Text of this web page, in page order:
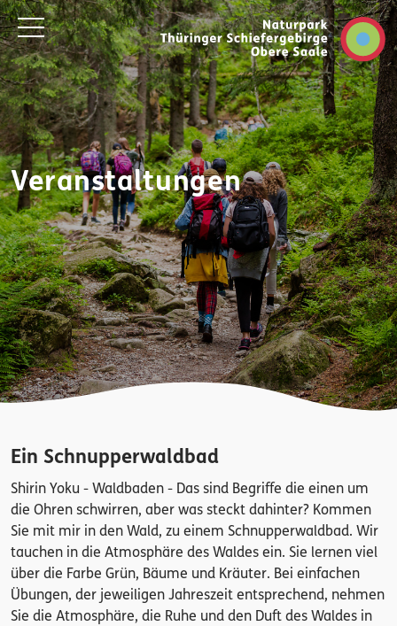
Veranstaltungen
Ein Schnupperwaldbad
Shirin Yoku - Waldbaden - Das sind Begriffe die einen um
die Ohren schwirren, aber was steckt dahinter? Kommen
Sie mit mir in den Wald, zu einem Schnupperwaldbad. Wir
tauchen in die Atmosphäre des Waldes ein. Sie lernen viel
über die Farbe Grün, Bäume und Kräuter. Bei einfachen
Übungen, der jeweiligen Jahreszeit entsprechend, nehmen
Sie die Atmosphäre, die Ruhe und den Duft des Waldes in